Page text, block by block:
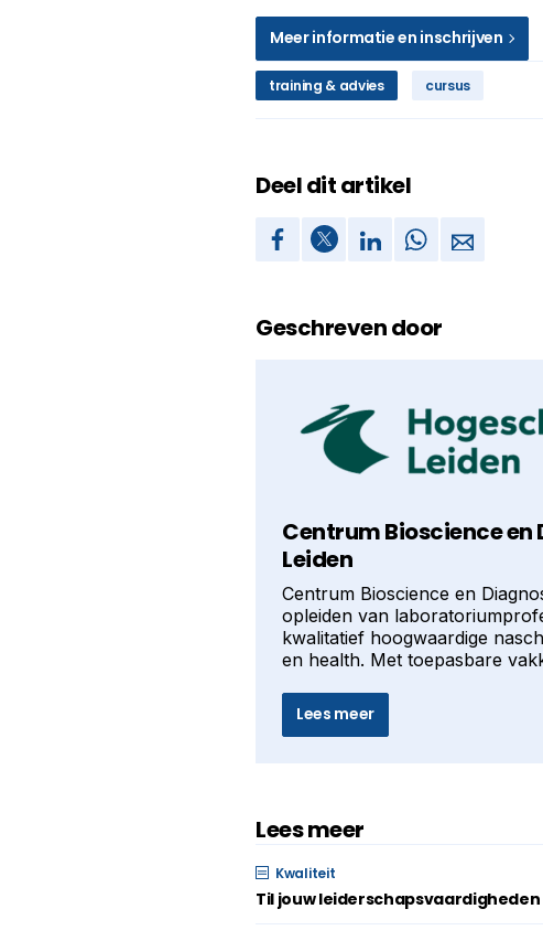
Meer informatie en inschrijven
training & advies cursus
Deel dit artikel
Geschreven door
Centrum Bioscience
Leiden
Centrum Bioscience en
opleiden van
kwalitatief hoogwaardige
en health. Met toepasbare
Lees meer
Lees meer
Kwaliteit
Til jouw